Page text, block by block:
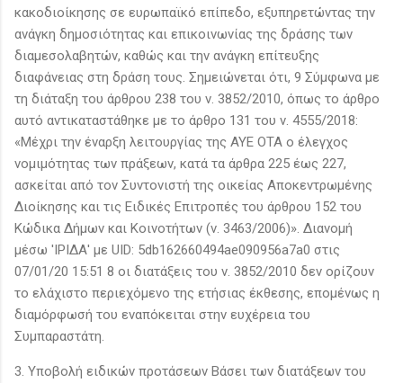
κακοδιοίκησης σε ευρωπαϊκό επίπεδο, εξυπηρετώντας την
ανάγκη δημοσιότητας και επικοινωνίας της δράσης των
διαμεσολαβητών, καθώς και την ανάγκη επίτευξης
διαφάνειας στη δράση τους. Σημειώνεται ότι, 9 Σύμφωνα με
τη διάταξη του άρθρου 238 του ν. 3852/2010, όπως το άρθρο
αυτό αντικαταστάθηκε με το άρθρο 131 του ν. 4555/2018:
«Μέχρι την έναρξη λειτουργίας της ΑΥΕ ΟΤΑ ο έλεγχος
νομιμότητας των πράξεων, κατά τα άρθρα 225 έως 227,
ασκείται από τον Συντονιστή της οικείας Αποκεντρωμένης
Διοίκησης και τις Ειδικές Επιτροπές του άρθρου 152 του
Κώδικα Δήμων και Κοινοτήτων (ν. 3463/2006)». Διανομή
μέσω 'ΙΡΙΔΑ' με UID: 5db162660494ae090956a7a0 στις
07/01/20 15:51 8 οι διατάξεις του ν. 3852/2010 δεν ορίζουν
το ελάχιστο περιεχόμενο της ετήσιας έκθεσης, επομένως η
διαμόρφωσή του εναπόκειται στην ευχέρεια του
Συμπαραστάτη.
3. Υποβολή ειδικών προτάσεων Βάσει των διατάξεων του